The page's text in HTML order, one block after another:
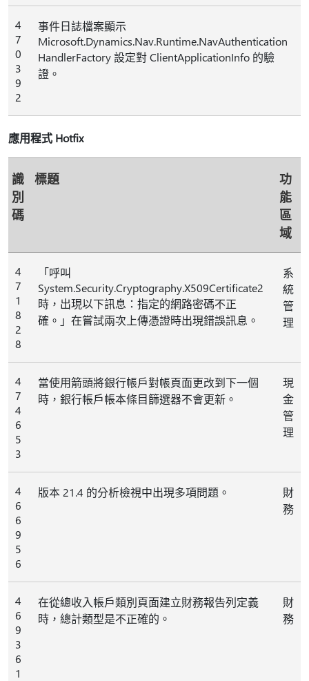
4
7
0
3
9
2
事件日誌檔案顯示
Microsoft.Dynamics.Nav.Runtime.NavAuthentication
HandlerFactory 設定對 ClientApplicationInfo 的驗
證。
應用程式 Hotfix
識
別
碼
標題
功
能
區
域
4
7
1
8
2
8
「呼叫
System.Security.Cryptography.X509Certificate2
時，出現以下訊息：指定的網路密碼不正
確。」在嘗試兩次上傳憑證時出現錯誤訊息。
系
統
管
理
4
7
4
6
5
3
當使用箭頭將銀行帳戶對帳頁面更改到下一個
時，銀行帳戶帳本條目篩選器不會更新。
現
金
管
理
4
6
6
9
5
6
版本 21.4 的分析檢視中出現多項問題。
財
務
4
6
9
3
6
1
在從總收入帳戶類別頁面建立財務報告列定義
時，總計類型是不正確的。
財
務